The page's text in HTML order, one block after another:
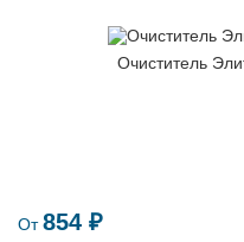
Очиститель
От854 ₽